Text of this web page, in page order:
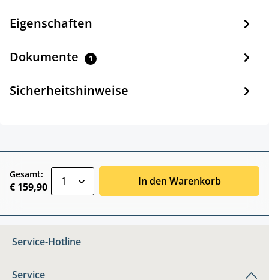
Eigenschaften
Dokumente 1
Sicherheitshinweise
Gesamt:
€ 159,90 In den Warenkorb
Service-Hotline
Service